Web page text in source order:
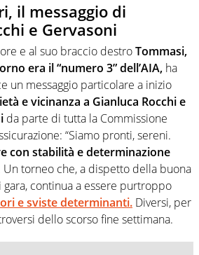
il messaggio di
e Gervasoni
e al suo braccio destroTommasi,
era il “numero 3” dell’AIA, ha
un messaggio particolare a inizio
e vicinanza a Gianluca Rocchi e
da parte di tutta la Commissione
“Siamo pronti, sereni.
con stabilità e determinazione
Un torneo che, a dispetto della buona
continua a essere purtroppo
e sviste determinanti. Diversi, per
dello scorso fine settimana.